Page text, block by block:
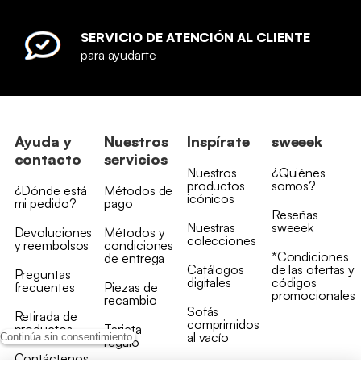
Continúa sin consentimiento
SERVICIO DE ATENCIÓN AL CLIENTE
para ayudarte
Ayuda y
contacto
¿Dónde está
mi pedido?
Devoluciones
y reembolsos
Preguntas
frecuentes
Retirada de
productos
Contáctenos
Nuestros
servicios
Métodos de
pago
Métodos y
condiciones
de entrega
Piezas de
recambio
Tarjeta
regalo
Inspírate
Nuestros
productos
icónicos
Nuestras
colecciones
Catálogos
digitales
Sofás
comprimidos
al vacío
sweeek
¿Quiénes
somos?
Reseñas
sweeek
*Condiciones
de las ofertas y
códigos
promocionales